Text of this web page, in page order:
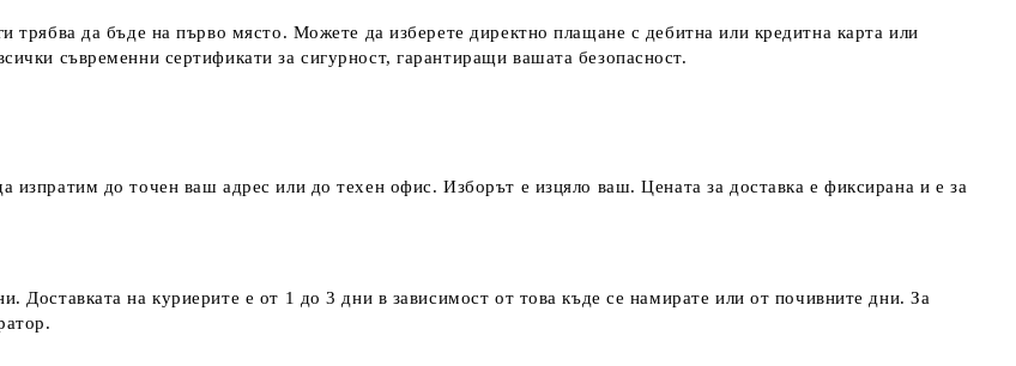
трябва да бъде на първо място. Можете да изберете директно плащане с дебитна или кредитна карта или
съвременни сертификати за сигурност, гарантиращи вашата безопасност.
до точен ваш адрес или до техен офис. Изборът е изцяло ваш. Цената за доставка е фиксирана и е за
Доставката на куриерите е от 1 до 3 дни в зависимост от това къде се намирате или от почивните дни. За